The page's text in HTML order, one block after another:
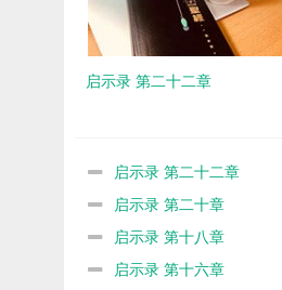
启示录 第二十二章
启示录 第二十二章
启示录 第二十章
启示录 第十八章
启示录 第十六章